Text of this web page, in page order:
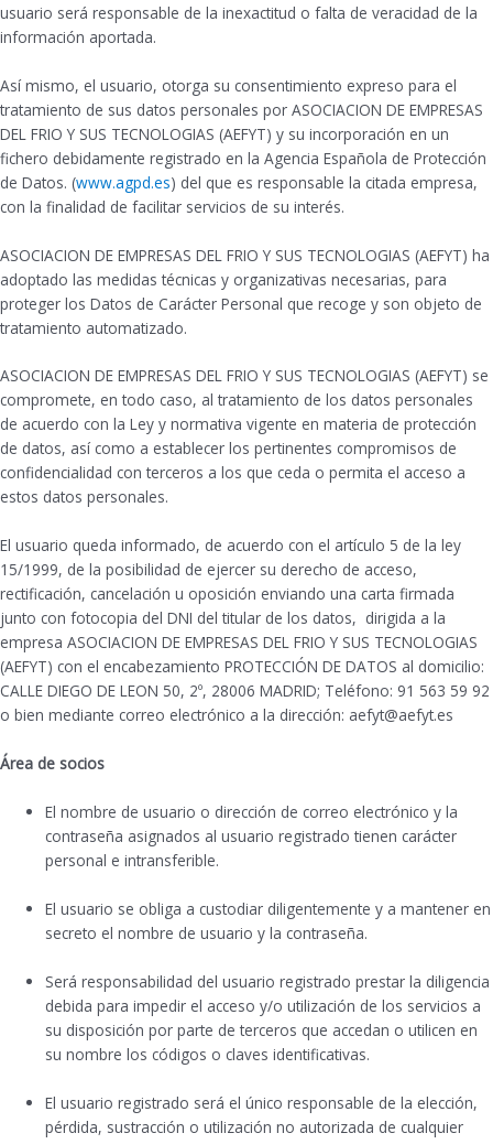
usuario será responsable de la inexactitud o falta de veracidad de la
información aportada.
Así mismo, el usuario, otorga su consentimiento expreso para el
tratamiento de sus datos personales por ASOCIACION DE EMPRESAS
DEL FRIO Y SUS TECNOLOGIAS (AEFYT) y su incorporación en un
fichero debidamente registrado en la Agencia Española de Protección
de Datos. (www.agpd.es) del que es responsable la citada empresa,
con la finalidad de facilitar servicios de su interés.
ASOCIACION DE EMPRESAS DEL FRIO Y SUS TECNOLOGIAS (AEFYT) ha
adoptado las medidas técnicas y organizativas necesarias, para
proteger los Datos de Carácter Personal que recoge y son objeto de
tratamiento automatizado.
ASOCIACION DE EMPRESAS DEL FRIO Y SUS TECNOLOGIAS (AEFYT) se
compromete, en todo caso, al tratamiento de los datos personales
de acuerdo con la Ley y normativa vigente en materia de protección
de datos, así como a establecer los pertinentes compromisos de
confidencialidad con terceros a los que ceda o permita el acceso a
estos datos personales.
El usuario queda informado, de acuerdo con el artículo 5 de la ley
15/1999, de la posibilidad de ejercer su derecho de acceso,
rectificación, cancelación u oposición enviando una carta firmada
junto con fotocopia del DNI del titular de los datos, dirigida a la
empresa ASOCIACION DE EMPRESAS DEL FRIO Y SUS TECNOLOGIAS
(AEFYT) con el encabezamiento PROTECCIÓN DE DATOS al domicilio:
CALLE DIEGO DE LEON 50, 2º, 28006 MADRID; Teléfono: 91 563 59 92
o bien mediante correo electrónico a la dirección: aefyt@aefyt.es
Área de socios
El nombre de usuario o dirección de correo electrónico y la
contraseña asignados al usuario registrado tienen carácter
personal e intransferible.
El usuario se obliga a custodiar diligentemente y a mantener en
secreto el nombre de usuario y la contraseña.
Será responsabilidad del usuario registrado prestar la diligencia
debida para impedir el acceso y/o utilización de los servicios a
su disposición por parte de terceros que accedan o utilicen en
su nombre los códigos o claves identificativas.
El usuario registrado será el único responsable de la elección,
pérdida, sustracción o utilización no autorizada de cualquier